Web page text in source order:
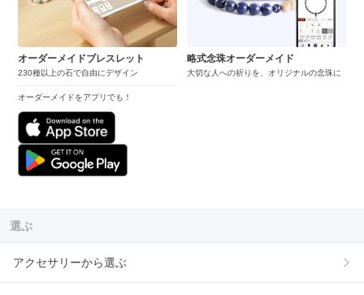
オーダーメイドブレスレット
230種以上の石で自由にデザイン
オーダーメイドをアプリでも！
略式念珠オーダーメイド
大切な人への祈りを、オリジナルの念珠に
選ぶ
アクセサリーから選ぶ